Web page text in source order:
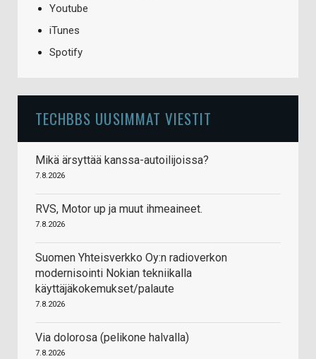
Youtube
iTunes
Spotify
TECHBBS UUSIMMAT VIESTIT
Mikä ärsyttää kanssa-autoilijoissa?
7.8.2026
RVS, Motor up ja muut ihmeaineet.
7.8.2026
Suomen Yhteisverkko Oy:n radioverkon
modernisointi Nokian tekniikalla
käyttäjäkokemukset/palaute
7.8.2026
Via dolorosa (pelikone halvalla)
7.8.2026